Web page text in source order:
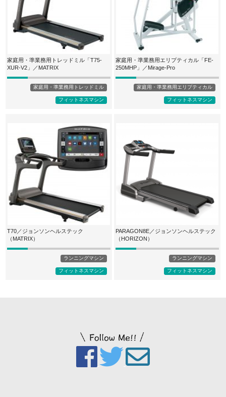
家庭用・準業務用トレッドミル「T75-
XUR-V2」／MATRIX
家庭用・準業務用トレッドミル
フィットネスマシン
家庭用・準業務用エリプティカル「FE-
250MHP」／Mirage-Pro
家庭用・準業務用エリプティカル
フィットネスマシン
T70／ジョンソンヘルステック
（MATRIX）
ランニングマシン
フィットネスマシン
PARAGON8E／ジョンソンヘルステック
（HORIZON）
ランニングマシン
フィットネスマシン